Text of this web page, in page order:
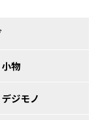
物
ジモノ